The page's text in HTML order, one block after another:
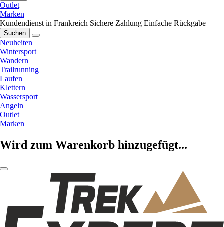
Outlet
Marken
Kundendienst in Frankreich Sichere Zahlung Einfache Rückgabe
Suchen
Neuheiten
Wintersport
Wandern
Trailrunning
Laufen
Klettern
Wassersport
Angeln
Outlet
Marken
Wird zum Warenkorb hinzugefügt...